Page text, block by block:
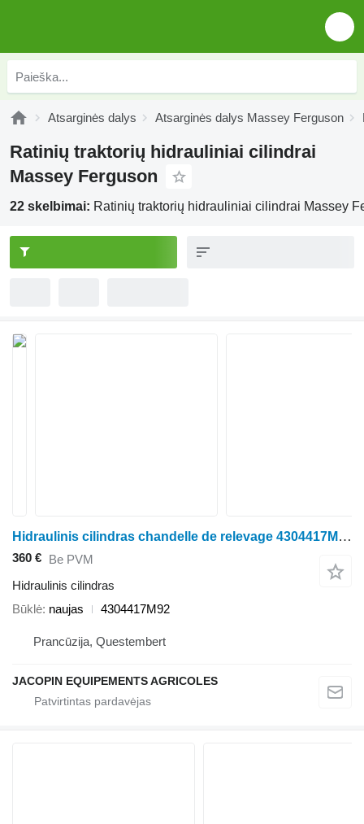
Atsarginės dalys Atsarginės dalys Massey Ferguson
Ratinių traktorių hidrauliniai cilindrai
Massey Ferguson
22 skelbimai: Ratinių traktorių hidrauliniai cilindrai Massey
Hidraulinis cilindras chandelle de relevage 4304417M92 ratinio traktoriaus Massey Ferguson 6400 7400 7600
360 € Be PVM
Hidraulinis cilindras
Būklė naujas 4304417M92
Prancūzija, Questembert
JACOPIN EQUIPEMENTS AGRICOLES